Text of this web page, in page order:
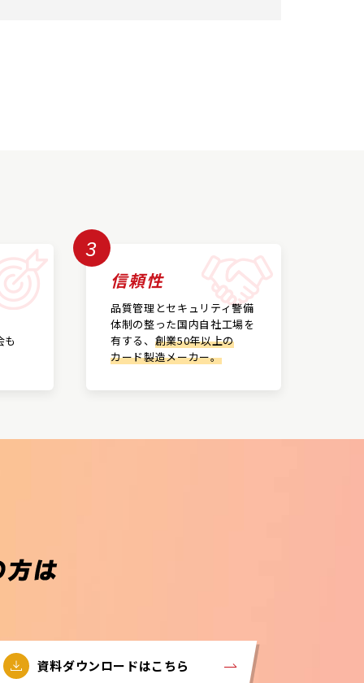
も
3
信頼性
品質管理とセキュリティ警備
体制の整った国内自社工場を
有する、 創業50年以上の
カード製造メーカー。
資料ダウンロードはこちら